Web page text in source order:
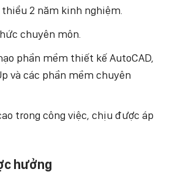
2 năm kinh nghiệm.
chuyên môn.
phần mềm thiết kế AutoCAD,
và các phần mềm chuyên
trong công việc, chịu được áp
hưởng